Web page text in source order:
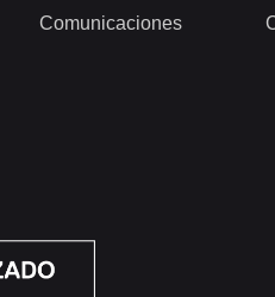
Comunicaciones